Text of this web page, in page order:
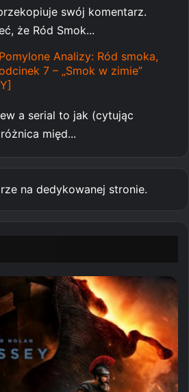
swój komentarz.
że Ród Smok...
Pomylone Analizy: Ród smoka,
7 – „Smok w zimie”
a serial to jak (cytując
międ...
na dedykowanej stronie.